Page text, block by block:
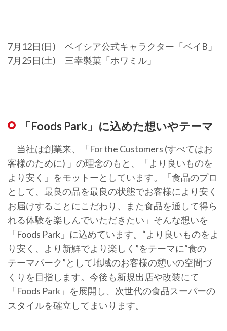
7月12日(日) ベイシア公式キャラクター「ベイB」
7月25日(土) 三幸製菓「ホワミル」
「Foods Park」に込めた想いやテーマ
当社は創業来、「For the Customers (すべてはお
客様のために) 」の理念のもと、「より良いものを
より安く」をモットーとしています。「食品のプロ
として、最良の品を最良の状態でお客様により安く
お届けすることにこだわり、また食品を通して得ら
れる体験を楽しんでいただきたい」そんな想いを
「Foods Park」に込めています。“より良いものをよ
り安く、より新鮮でより楽しく”をテーマに“食の
テーマパーク”として地域のお客様の憩いの空間づ
くりを目指します。今後も新規出店や改装にて
「Foods Park」を展開し、次世代の食品スーパーの
スタイルを確立してまいります。